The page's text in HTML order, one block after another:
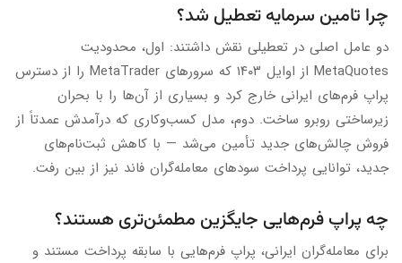
چرا تامین سرمایه تعطیل شد؟
دو عامل اصلی در تعطیلی نقش داشتند: اول، محدودیت
MetaQuotes از اوایل ۱۴۰۳ که سرورهای MetaTrader را از دسترس
پراپ فرم‌های ایرانی خارج کرد و بسیاری از آن‌ها را با بحران
زیرساختی روبرو ساخت. دوم، مدل کسب‌وکاری که درآمدش عمدتاً از
فروش چالش‌های جدید تأمین می‌شد — با کاهش ثبت‌نام‌های
جدید، توانایی پرداخت سودهای معامله‌گران فاند نیز از بین رفت.
چه پراپ فرم‌هایی جایگزین مطمئن‌تری هستند؟
برای معامله‌گران ایرانی، پراپ فرم‌هایی با سابقه پرداخت مستند و